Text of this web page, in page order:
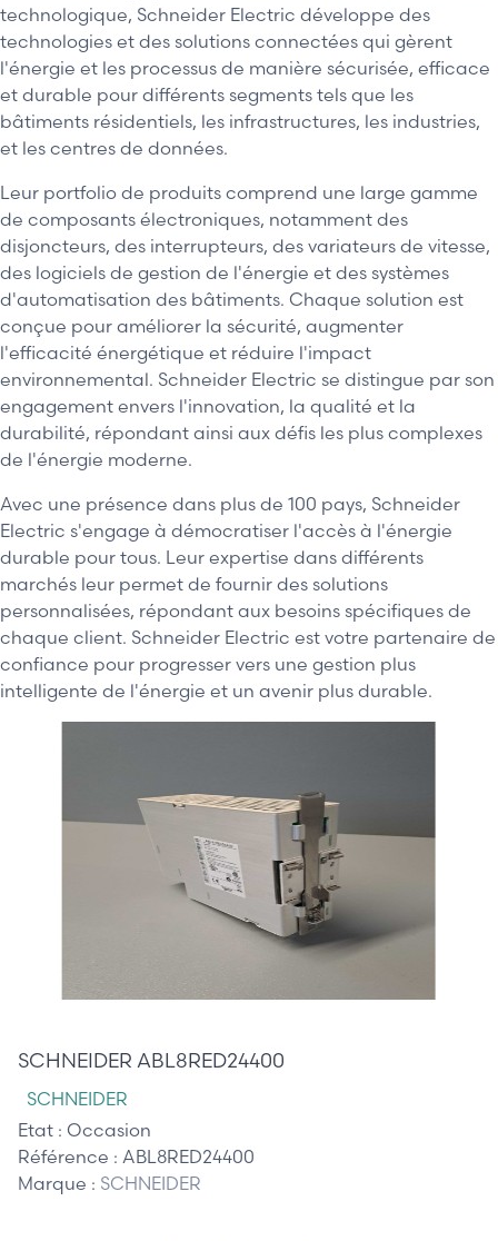
technologique, Schneider Electric développe des
technologies et des solutions connectées qui gèrent
l'énergie et les processus de manière sécurisée, efficace
et durable pour différents segments tels que les
bâtiments résidentiels, les infrastructures, les industries,
et les centres de données.
Leur portfolio de produits comprend une large gamme
de composants électroniques, notamment des
disjoncteurs, des interrupteurs, des variateurs de vitesse,
des logiciels de gestion de l'énergie et des systèmes
d'automatisation des bâtiments. Chaque solution est
conçue pour améliorer la sécurité, augmenter
l'efficacité énergétique et réduire l'impact
environnemental. Schneider Electric se distingue par son
engagement envers l'innovation, la qualité et la
durabilité, répondant ainsi aux défis les plus complexes
de l'énergie moderne.
Avec une présence dans plus de 100 pays, Schneider
Electric s'engage à démocratiser l'accès à l'énergie
durable pour tous. Leur expertise dans différents
marchés leur permet de fournir des solutions
personnalisées, répondant aux besoins spécifiques de
chaque client. Schneider Electric est votre partenaire de
confiance pour progresser vers une gestion plus
intelligente de l'énergie et un avenir plus durable.
SCHNEIDER ABL8RED24400
SCHNEIDER
Etat : Occasion
Référence : ABL8RED24400
Marque : SCHNEIDER